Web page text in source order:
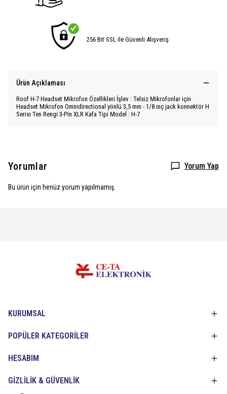
256 Bit SSL ile Güvenli Alışveriş
Ürün Açıklaması
Roof H-7 Headset Mikrofon Özellikleri İşlev : Telsiz Mikrofonlar için
Headset Mikrofon Omnidirectional yönlü 3,5 mm - 1/8 inç jack konnektör H
Serisi Ten Rengi 3-Pin XLR Kafa Tipi Model : H-7
Yorumlar Yorum Yap
Bu ürün için henüz yorum yapılmamış.
KURUMSAL
POPÜLER KATEGORİLER
HESABIM
GİZLİLİK & GÜVENLİK